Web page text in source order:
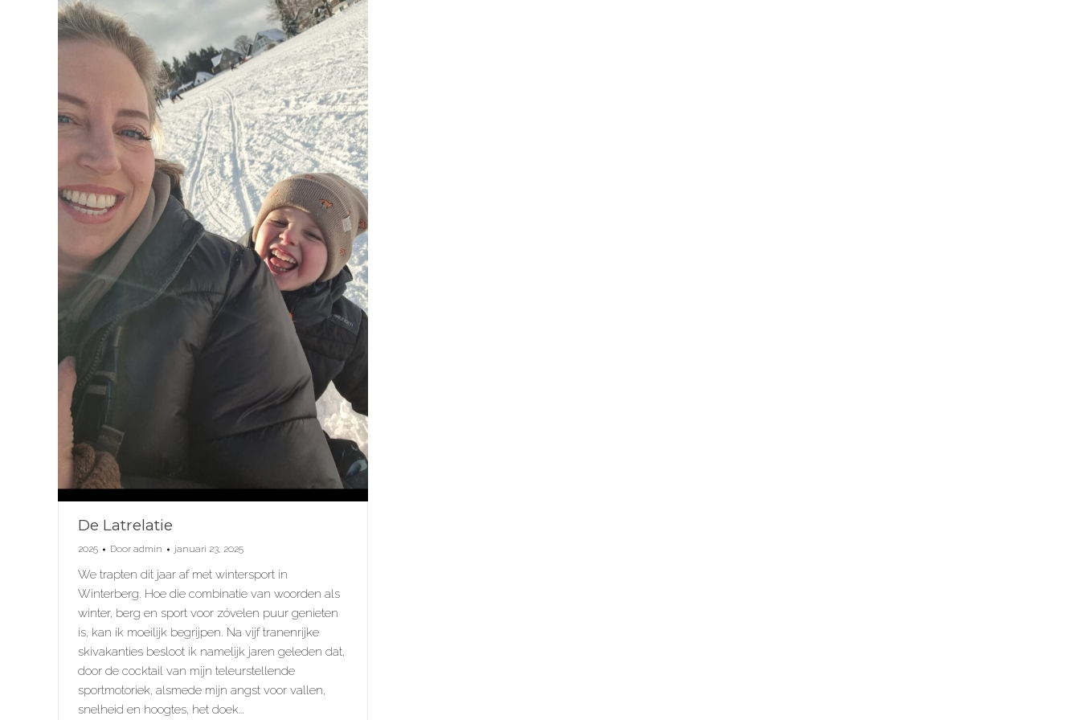
De Latrelatie
2025 Door admin januari 23, 2025
We trapten dit jaar af met wintersport in
Winterberg. Hoe die combinatie van woorden als
winter, berg en sport voor zóvelen puur genieten
is, kan ik moeilijk begrijpen. Na vijf tranenrijke
skivakanties besloot ik namelijk jaren geleden dat,
door de cocktail van mijn teleurstellende
sportmotoriek, alsmede mijn angst voor vallen,
snelheid en hoogtes, het doek…